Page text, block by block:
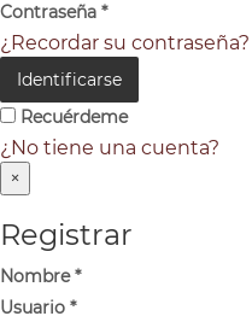
Contraseña *
¿Recordar su contraseña?
Identificarse
Recuérdeme
¿No tiene una cuenta?
×
Registrar
Nombre*
Usuario *